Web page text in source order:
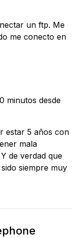
un ftp. Me
me conecto en
minutos desde
estar 5 años con
mala
de verdad que
siempre muy